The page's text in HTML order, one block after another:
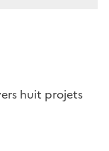
huit projets